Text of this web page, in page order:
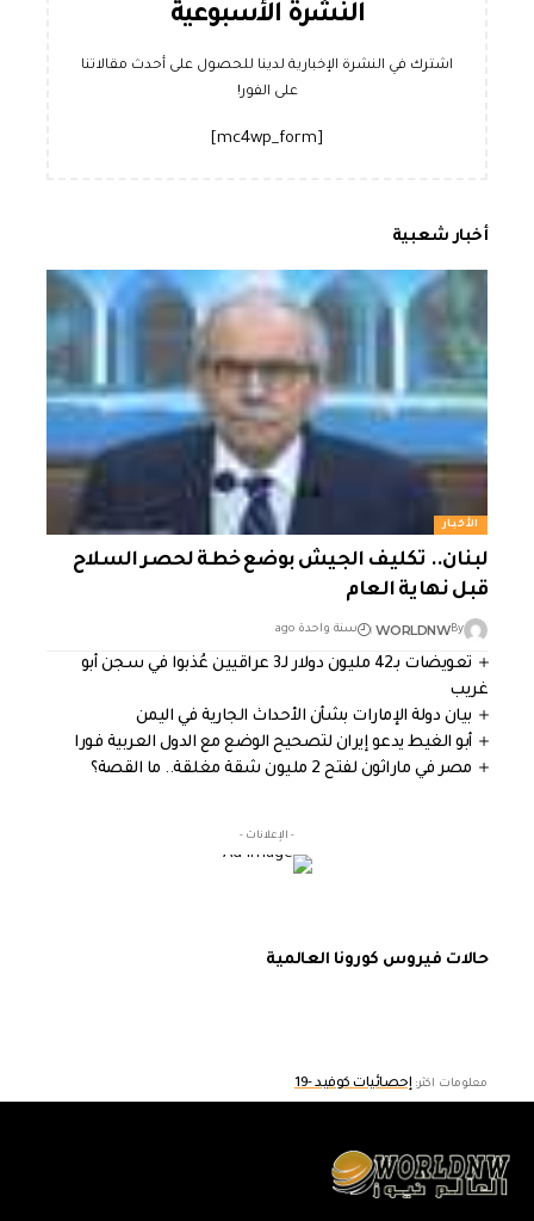
النشرة الأسبوعية
اشترك في النشرة الإخبارية لدينا للحصول على أحدث مقالاتنا
على الفور!
أخبار شعبية
الأخبار
لبنان.. تكليف الجيش بوضع خطة لحصر السلاح
قبل نهاية العام
By
WORLDNW سنة واحدة ago
تعويضات بـ42 مليون دولار لـ3 عراقيين عُذبوا في سجن أبو
غريب
بيان دولة الإمارات بشأن الأحداث الجارية في اليمن
أبو الغيط يدعو إيران لتصحيح الوضع مع الدول العربية فورا
مصر في ماراثون لفتح 2 مليون شقة مغلقة.. ما القصة؟
- الإعلانات -
حالات فيروس كورونا العالمية
معلومات اكثر: إحصائيات كوفيد -19